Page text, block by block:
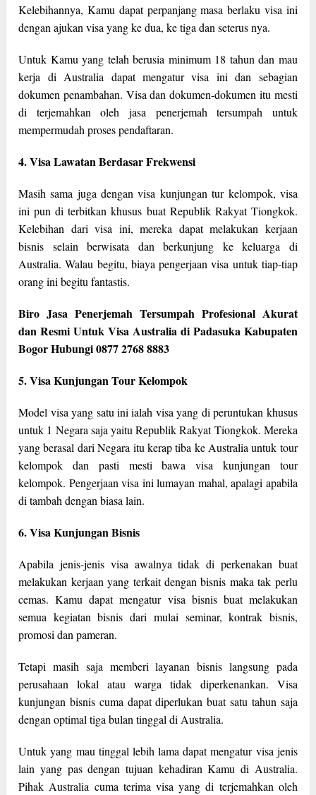
Kelebihannya, Kamu dapat perpanjang masa berlaku visa ini
dengan ajukan visa yang ke dua, ke tiga dan seterus nya.
Untuk Kamu yang telah berusia minimum 18 tahun dan mau
kerja di Australia dapat mengatur visa ini dan sebagian
dokumen penambahan. Visa dan dokumen-dokumen itu mesti
di terjemahkan oleh jasa penerjemah tersumpah untuk
mempermudah proses pendaftaran.
4. Visa Lawatan Berdasar Frekwensi
Masih sama juga dengan visa kunjungan tur kelompok, visa
ini pun di terbitkan khusus buat Republik Rakyat Tiongkok.
Kelebihan dari visa ini, mereka dapat melakukan kerjaan
bisnis selain berwisata dan berkunjung ke keluarga di
Australia. Walau begitu, biaya pengerjaan visa untuk tiap-tiap
orang ini begitu fantastis.
Biro Jasa Penerjemah Tersumpah Profesional Akurat
dan Resmi Untuk Visa Australia di Padasuka Kabupaten
Bogor Hubungi 0877 2768 8883
5. Visa Kunjungan Tour Kelompok
Model visa yang satu ini ialah visa yang di peruntukan khusus
untuk 1 Negara saja yaitu Republik Rakyat Tiongkok. Mereka
yang berasal dari Negara itu kerap tiba ke Australia untuk tour
kelompok dan pasti mesti bawa visa kunjungan tour
kelompok. Pengerjaan visa ini lumayan mahal, apalagi apabila
di tambah dengan biasa lain.
6. Visa Kunjungan Bisnis
Apabila jenis-jenis visa awalnya tidak di perkenakan buat
melakukan kerjaan yang terkait dengan bisnis maka tak perlu
cemas. Kamu dapat mengatur visa bisnis buat melakukan
semua kegiatan bisnis dari mulai seminar, kontrak bisnis,
promosi dan pameran.
Tetapi masih saja memberi layanan bisnis langsung pada
perusahaan lokal atau warga tidak diperkenankan. Visa
kunjungan bisnis cuma dapat diperlukan buat satu tahun saja
dengan optimal tiga bulan tinggal di Australia.
Untuk yang mau tinggal lebih lama dapat mengatur visa jenis
lain yang pas dengan tujuan kehadiran Kamu di Australia.
Pihak Australia cuma terima visa yang di terjemahkan oleh